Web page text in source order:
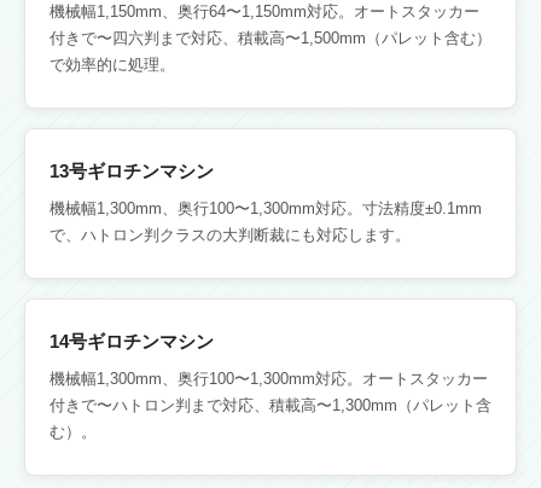
機械幅1,150mm、奥行64〜1,150mm対応。オートスタッカー
付きで〜四六判まで対応、積載高〜1,500mm（パレット含む）
で効率的に処理。
13号ギロチンマシン
機械幅1,300mm、奥行100〜1,300mm対応。寸法精度±0.1mm
で、ハトロン判クラスの大判断裁にも対応します。
14号ギロチンマシン
機械幅1,300mm、奥行100〜1,300mm対応。オートスタッカー
付きで〜ハトロン判まで対応、積載高〜1,300mm（パレット含
む）。